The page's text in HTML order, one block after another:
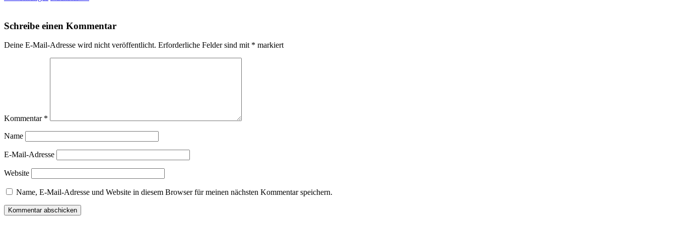
Schreibe einen Kommentar
Deine E-Mail-Adresse wird nicht veröffentlicht. Erforderliche Felder sind mit * markiert
Kommentar *
Name
E-Mail-Adresse
Website
Name, E-Mail-Adresse und Website in diesem Browser für meinen nächsten Kommentar speichern.